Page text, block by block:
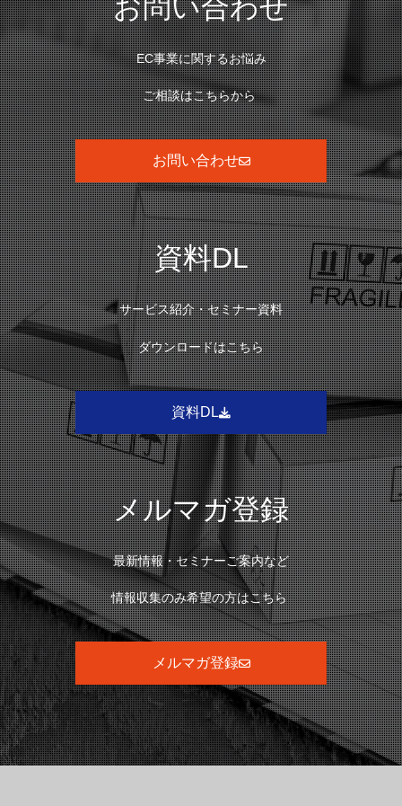
お問い合わせ
EC事業に関するお悩み
ご相談はこちらから
お問い合わせ
資料DL
サービス紹介・セミナー資料
ダウンロードはこちら
資料DL
メルマガ登録
最新情報・セミナーご案内など
情報収集のみ希望の方はこちら
メルマガ登録